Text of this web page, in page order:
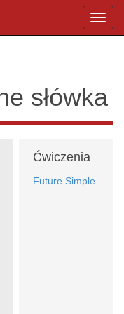
słówka
Ćwiczenia
Future Simple